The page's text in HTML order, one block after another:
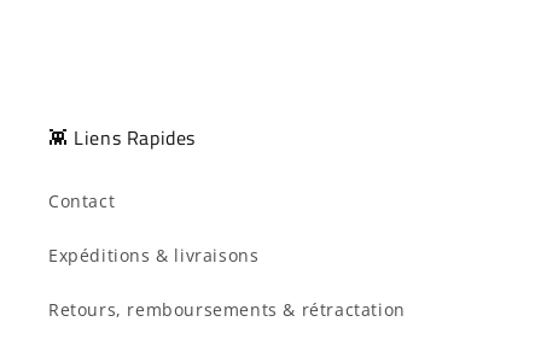
👾 Liens Rapides
Contact
Expéditions & livraisons
Retours, remboursements & rétractation